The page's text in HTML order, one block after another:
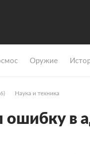
Оружие
Наука и техника
ошибку в